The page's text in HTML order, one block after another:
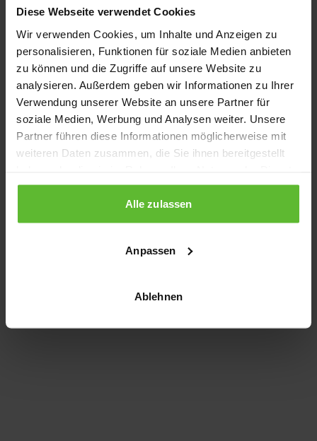
Diese Webseite verwendet Cookies
Wir verwenden Cookies, um Inhalte und Anzeigen zu
personalisieren, Funktionen für soziale Medien anbieten
zu können und die Zugriffe auf unsere Website zu
analysieren. Außerdem geben wir Informationen zu Ihrer
Verwendung unserer Website an unsere Partner für
soziale Medien, Werbung und Analysen weiter. Unsere
Partner führen diese Informationen möglicherweise mit
weiteren Daten zusammen, die Sie ihnen bereitgestellt
gesammelt haben.
Alle zulassen
Anpassen
Ablehnen
Application error: a client-side exception has occurred
loading www.kurzwego.de (see the browser console for more
information).